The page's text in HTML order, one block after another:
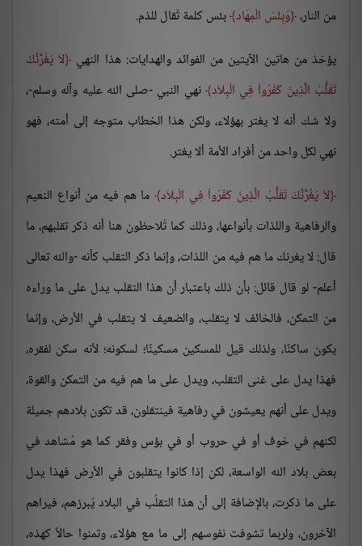
من النار، وَبِئْسَ الْمِهَاد بئس كلمة تُقال للذم.
يؤخذ من هاتين الآيتين من الفوائد والهدايات: هذا النهي لاَ يَغُرَّنَّكَ
تَقَلُّبُ الَّذِينَ كَفَرُواْ فِي الْبِلاَد نهي النبي -صلى الله عليه وآله وسلم-،
ولا شك أنه لا يغتر بهؤلاء، ولكن هذا الخطاب متوجه إلى أمته، فهو
نهي لكل واحد من أفراد الأمة ألا يغتر.
لاَ يَغُرَّنَّكَ تَقَلُّبُ الَّذِينَ كَفَرُواْ فِي الْبِلاَد ما هم فيه من أنواع النعيم
والرفاهية واللذات بأنواعها، وذلك كما تُلاحظون هنا أنه ذكر تقلبهم، ما
قال: لا يغرنك ما هم فيه من اللذات، وإنما ذكر التقلب كأنه -والله تعالى
أعلم- لو قال قائل: بأن ذلك باعتبار أن هذا التقلب يدل على ما وراءه
من التمكن، فالخائف لا يتقلب، والضعيف لا يتقلب في الأرض، وإنما
يكون ساكنًا، ولذلك قيل للمسكين مسكينًا؛ لسكونه؛ لأنه سكن لفقره،
فهذا يدل على غنى التقلب، ويدل على ما هم فيه من التمكن والقوة،
ويدل على أنهم يعيشون في رفاهية فينتقلون، قد تكون بلادهم جميلة
لكنهم في خوف أو في حروب أو في بؤس وفقر كما هو مُشاهد في
بعض بلاد الله الواسعة، لكن إذا كانوا يتقلبون في الأرض فهذا يدل
على ما ذكرت، بالإضافة إلى أن هذا التقلُب في البلاد يُبرزهم، فيراهم
الآخرون، ولربما تشوفت نفوسهم إلى ما مع هؤلاء، وتمنوا حالاً كهذه،